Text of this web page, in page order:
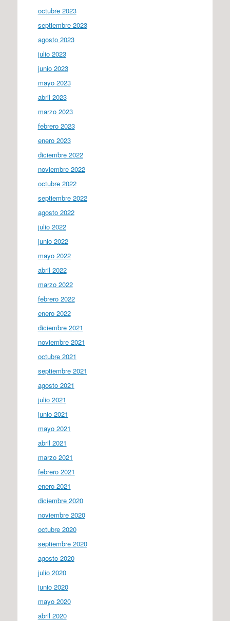
octubre 2023
septiembre 2023
agosto 2023
julio 2023
junio 2023
mayo 2023
abril 2023
marzo 2023
febrero 2023
enero 2023
diciembre 2022
noviembre 2022
octubre 2022
septiembre 2022
agosto 2022
julio 2022
junio 2022
mayo 2022
abril 2022
marzo 2022
febrero 2022
enero 2022
diciembre 2021
noviembre 2021
octubre 2021
septiembre 2021
agosto 2021
julio 2021
junio 2021
mayo 2021
abril 2021
marzo 2021
febrero 2021
enero 2021
diciembre 2020
noviembre 2020
octubre 2020
septiembre 2020
agosto 2020
julio 2020
junio 2020
mayo 2020
abril 2020